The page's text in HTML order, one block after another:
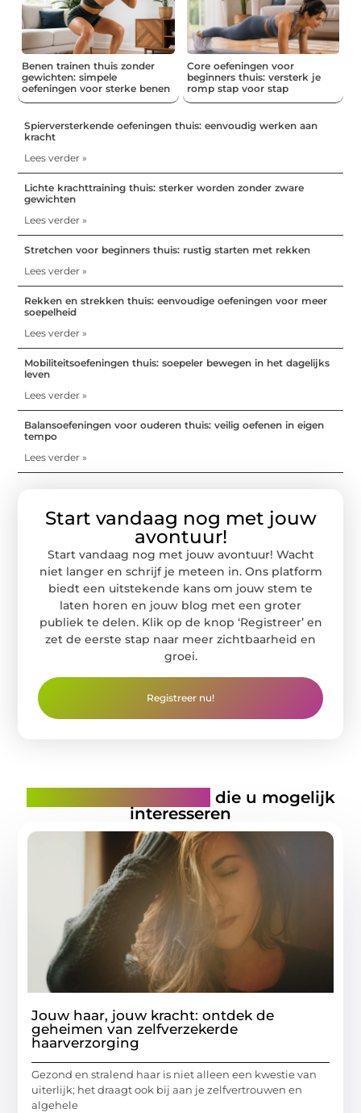
Benen trainen thuis zonder
gewichten: simpele
oefeningen voor sterke benen
Core oefeningen voor
beginners thuis: versterk je
romp stap voor stap
Spierversterkende oefeningen thuis: eenvoudig werken aan
kracht
Lees verder »
Lichte krachttraining thuis: sterker worden zonder zware
gewichten
Lees verder »
Stretchen voor beginners thuis: rustig starten met rekken
Lees verder »
Rekken en strekken thuis: eenvoudige oefeningen voor meer
soepelheid
Lees verder »
Mobiliteitsoefeningen thuis: soepeler bewegen in het dagelijks
leven
Lees verder »
Balansoefeningen voor ouderen thuis: veilig oefenen in eigen
tempo
Lees verder »
Start vandaag nog met jouw
avontuur!
Start vandaag nog met jouw avontuur! Wacht
niet langer en schrijf je meteen in. Ons platform
biedt een uitstekende kans om jouw stem te
laten horen en jouw blog met een groter
publiek te delen. Klik op de knop ‘Registreer’ en
zet de eerste stap naar meer zichtbaarheid en
groei.
Registreer nu!
die u mogelijk
interesseren
Jouw haar, jouw kracht: ontdek de
geheimen van zelfverzekerde
haarverzorging
Gezond en stralend haar is niet alleen een kwestie van
uiterlijk; het draagt ook bij aan je zelfvertrouwen en
algehele